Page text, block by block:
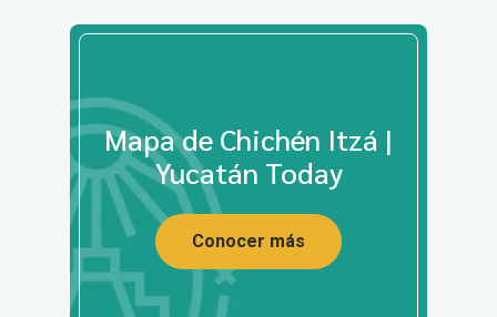
Mapa de Chichén Itzá |
Yucatán Today
Conocer más